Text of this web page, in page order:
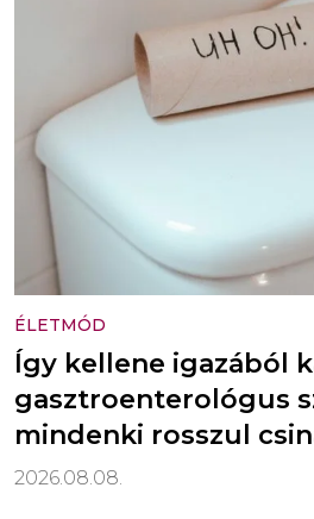
ÉLETMÓD
Így kellene igazából
gasztroenterológus
mindenki rosszul
2026.08.08.